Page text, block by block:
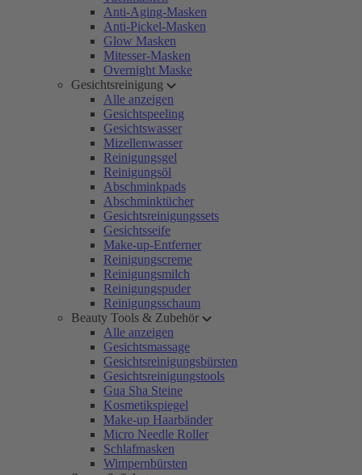
Anti-Aging-Masken
Anti-Pickel-Masken
Glow Masken
Mitesser-Masken
Overnight Maske
Gesichtsreinigung
Alle anzeigen
Gesichtspeeling
Gesichtswasser
Mizellenwasser
Reinigungsgel
Reinigungsöl
Abschminkpads
Abschminktücher
Gesichtsreinigungssets
Gesichtsseife
Make-up-Entferner
Reinigungscreme
Reinigungsmilch
Reinigungspuder
Reinigungsschaum
Beauty Tools & Zubehör
Alle anzeigen
Gesichtsmassage
Gesichtsreinigungsbürsten
Gesichtsreinigungstools
Gua Sha Steine
Kosmetikspiegel
Make-up Haarbänder
Micro Needle Roller
Schlafmasken
Wimpernbürsten